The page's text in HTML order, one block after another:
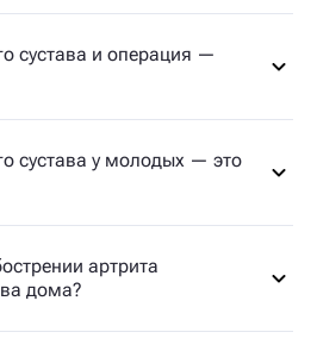
сустава и операция —
сустава у молодых — это
артрита
дома?